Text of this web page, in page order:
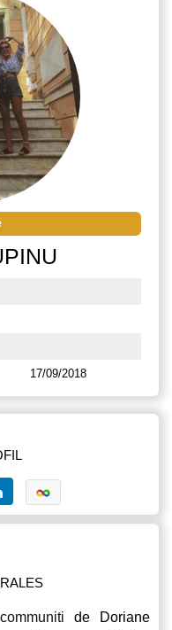
17/09/2018
communiti de Doriane